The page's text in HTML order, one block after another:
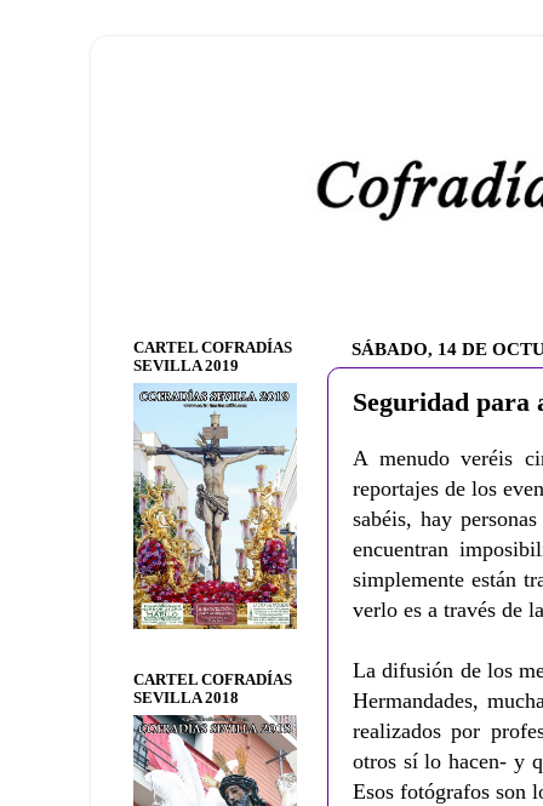
SÁBADO, 14 DE
Seguridad para
A menudo veréis
reportajes de los
sabéis, hay
encuentran
simplemente están
verlo es a través de
La difusión de los
Hermandades,
realizados por
otros sí lo hacen- y
Esos fotógrafos son
CARTEL COFRADÍAS
SEVILLA 2019
CARTEL COFRADÍAS
SEVILLA 2018